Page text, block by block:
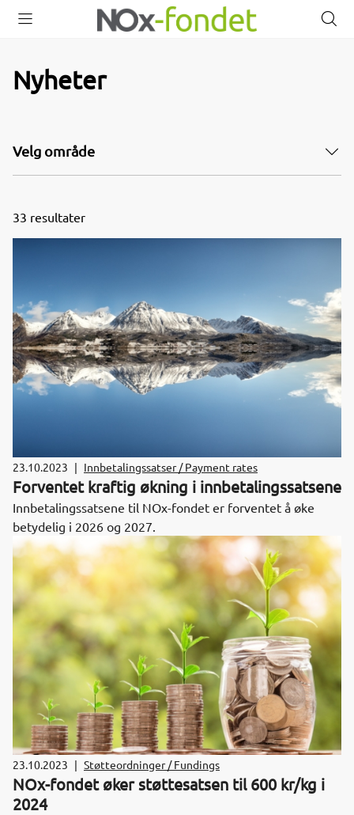
Nyheter
Velg område
33 resultater
23.10.2023 | Innbetalingssatser / Payment rates
Forventet kraftig økning i innbetalingssatsene
Innbetalingssatsene til NOx-fondet er forventet å øke
betydelig i 2026 og 2027.
23.10.2023 | Støtteordninger / Fundings
NOx-fondet øker støttesatsen til 600 kr/kg i
2024